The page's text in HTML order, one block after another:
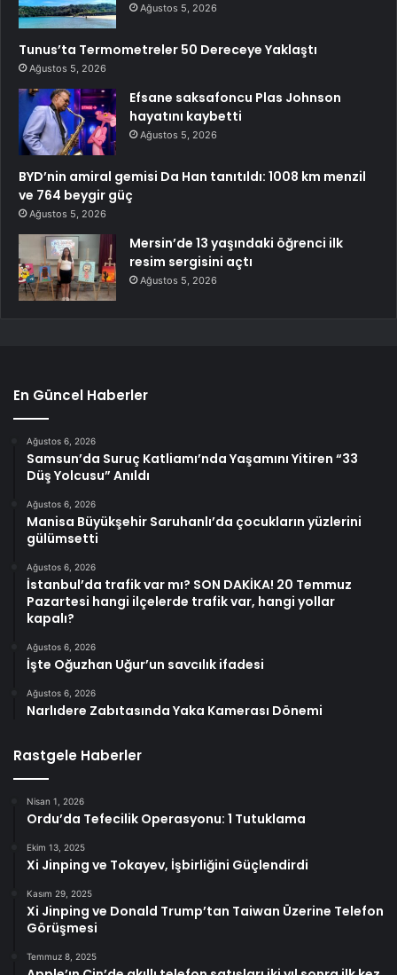
Ağustos 5, 2026
Tunus’ta Termometreler 50 Dereceye Yaklaştı
Ağustos 5, 2026
Efsane saksafoncu Plas Johnson
hayatını kaybetti
Ağustos 5, 2026
BYD’nin amiral gemisi Da Han tanıtıldı: 1008 km menzil
ve 764 beygir güç
Ağustos 5, 2026
Mersin’de 13 yaşındaki öğrenci ilk
resim sergisini açtı
Ağustos 5, 2026
En Güncel Haberler
Ağustos 6, 2026
Samsun’da Suruç Katliamı’nda Yaşamını Yitiren “33
Düş Yolcusu” Anıldı
Ağustos 6, 2026
Manisa Büyükşehir Saruhanlı’da çocukların yüzlerini
gülümsetti
Ağustos 6, 2026
İstanbul’da trafik var mı? SON DAKİKA! 20 Temmuz
Pazartesi hangi ilçelerde trafik var, hangi yollar
kapalı?
Ağustos 6, 2026
İşte Oğuzhan Uğur’un savcılık ifadesi
Ağustos 6, 2026
Narlıdere Zabıtasında Yaka Kamerası Dönemi
Rastgele Haberler
Nisan 1, 2026
Ordu’da Tefecilik Operasyonu: 1 Tutuklama
Ekim 13, 2025
Xi Jinping ve Tokayev, İşbirliğini Güçlendirdi
Kasım 29, 2025
Xi Jinping ve Donald Trump’tan Taiwan Üzerine Telefon
Görüşmesi
Temmuz 8, 2025